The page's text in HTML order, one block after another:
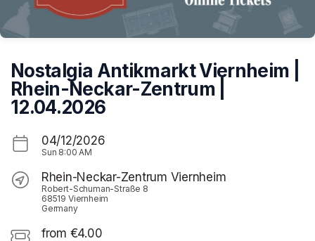
Nostalgia Antikmarkt Viernheim |
Rhein-Neckar-Zentrum |
12.04.2026
04/12/2026
Sun 8:00 AM
Rhein-Neckar-Zentrum Viernheim
Robert-Schuman-Straße 8
68519 Viernheim
Germany
from €4.00